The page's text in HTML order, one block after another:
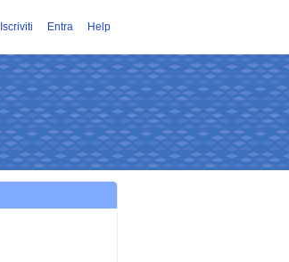
Iscriviti Entra Help